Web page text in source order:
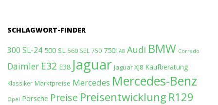
SCHLAGWORT-FINDER
300 SL-24 500 SL 560 SEL 750 750i A8 Audi BMW Corrado
Daimler E32 E38 Jaguar Jaguar XJ8 Kaufberatung
Klassiker Marktpreise Mercedes Mercedes-Benz
Opel Porsche Preise Preisentwicklung R129